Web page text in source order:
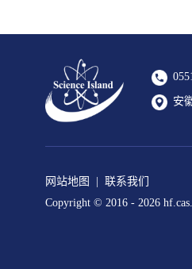
安
网站地图
联系我们
Copyright © 2016 - 2026